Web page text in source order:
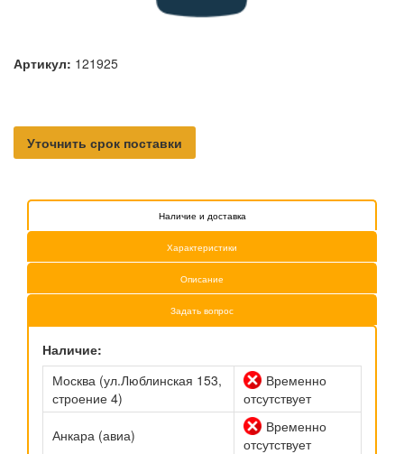
Артикул: 121925
Уточнить срок поставки
Наличие и доставка
Характеристики
Описание
Задать вопрос
Наличие:
Москва (ул.Люблинская 153,
строение 4)
Временно
отсутствует
Анкара (авиа)
Временно
отсутствует